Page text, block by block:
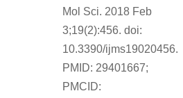
Mol Sci. 2018 Feb
3;19(2):456. doi:
10.3390/ijms19020456.
PMID: 29401667;
PMCID: